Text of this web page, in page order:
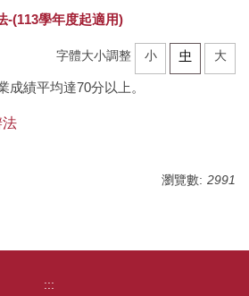
-(113學年度起適用)
字體大小調整 小 中 大
成績平均達70分以上。
法
瀏覽數: 2991
:::